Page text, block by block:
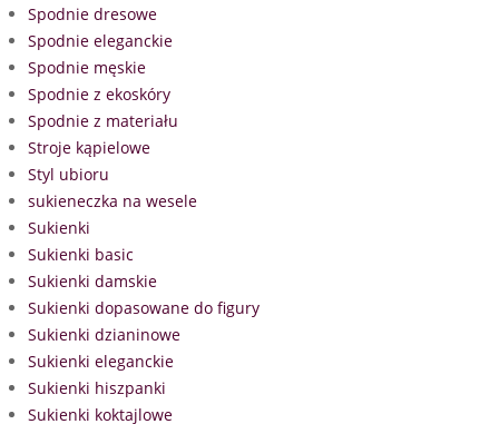
Spodnie dresowe
Spodnie eleganckie
Spodnie męskie
Spodnie z ekoskóry
Spodnie z materiału
Stroje kąpielowe
Styl ubioru
sukieneczka na wesele
Sukienki
Sukienki basic
Sukienki damskie
Sukienki dopasowane do figury
Sukienki dzianinowe
Sukienki eleganckie
Sukienki hiszpanki
Sukienki koktajlowe